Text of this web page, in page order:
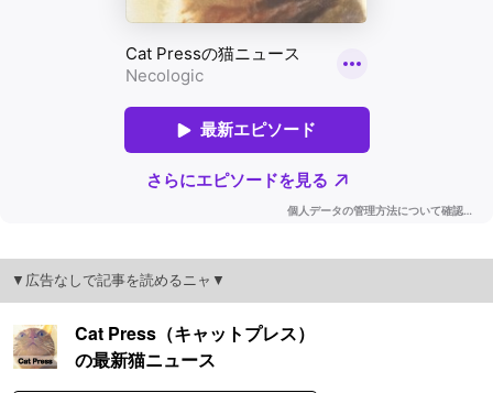
▼広告なしで記事を読めるニャ▼